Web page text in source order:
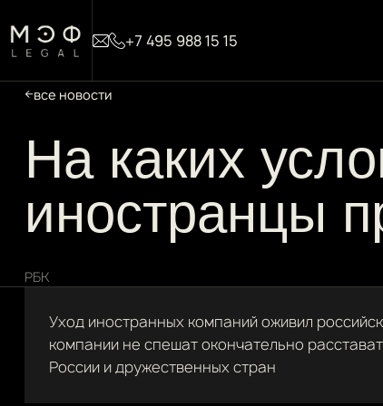
+7 495 988 15 15
все новости
На каких
иностранцы
РБК
Уход иностранных компаний оживил
компании не спешат окончательно
России и дружественных стран